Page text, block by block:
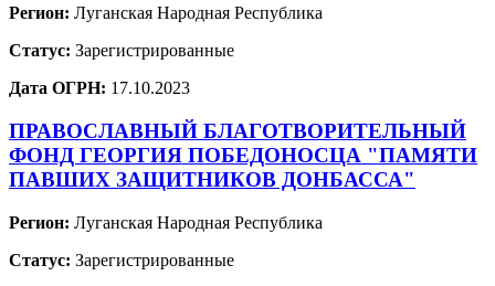
Регион: Луганская Народная Республика
Статус: Зарегистрированные
Дата ОГРН: 17.10.2023
ПРАВОСЛАВНЫЙ БЛАГОТВОРИТЕЛЬНЫЙ
ФОНД ГЕОРГИЯ ПОБЕДОНОСЦА "ПАМЯТИ
ПАВШИХ ЗАЩИТНИКОВ ДОНБАССА"
Регион: Луганская Народная Республика
Статус: Зарегистрированные